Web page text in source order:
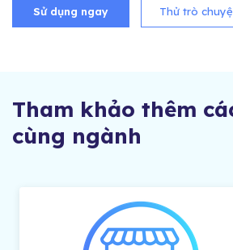
Sử dụng ngay Thử trò
Tham khảo thêm
cùng ngành